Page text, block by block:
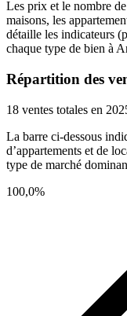
Les prix et le nombre
maisons, les
détaille les indicateurs
chaque type de bien à
Répartition des
18 ventes totales en
La barre ci-dessous
d’appartements et de
type de marché
100,0%